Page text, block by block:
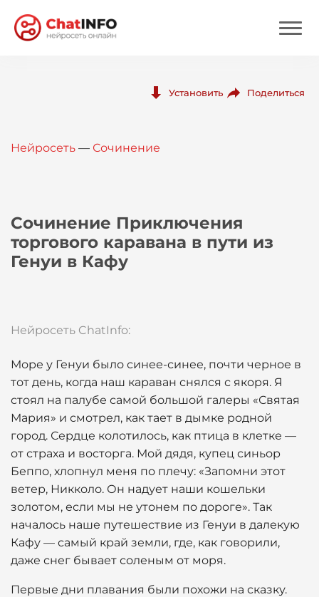
Вход
Установить Поделиться
Нейросеть — Сочинение
Сочинение Приключения
торгового каравана в пути из
Генуи в Кафу
Нейросеть ChatInfo:
Море у Генуи было синее-синее, почти черное в
тот день, когда наш караван снялся с якоря. Я
стоял на палубе самой большой галеры «Святая
Мария» и смотрел, как тает в дымке родной
город. Сердце колотилось, как птица в клетке —
от страха и восторга. Мой дядя, купец синьор
Беппо, хлопнул меня по плечу: «Запомни этот
ветер, Никколо. Он надует наши кошельки
золотом, если мы не утонем по дороге». Так
началось наше путешествие из Генуи в далекую
Кафу — самый край земли, где, как говорили,
даже снег бывает соленым от моря.
Первые дни плавания были похожи на сказку.